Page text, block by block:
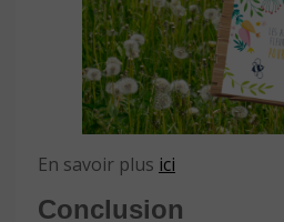
En savoir plus ici
Conclusion